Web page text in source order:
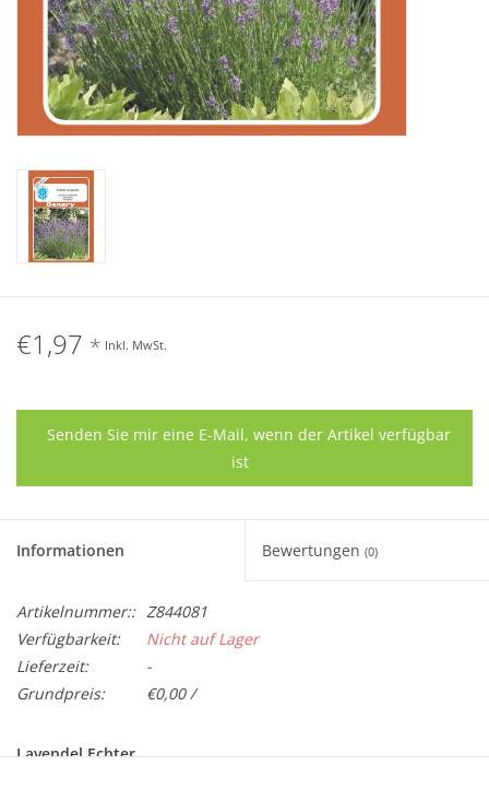
€1,97 * Inkl. MwSt.
Senden Sie mir eine E-Mail, wenn der Artikel verfügbar
ist
Informationen Bewertungen (0)
Artikelnummer:: Z844081
Verfügbarkeit:
Nicht auf Lager
Lieferzeit:
-
Grundpreis:
€0,00 /
Lavendel Echter